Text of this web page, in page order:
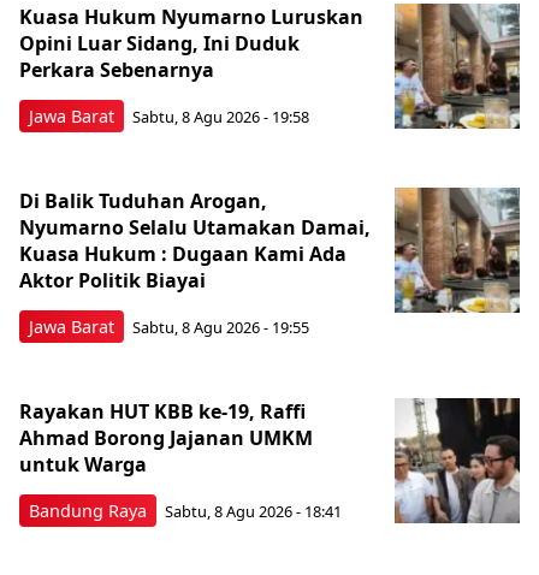
Jawa Barat
Kuasa Hukum Nyumarno Luruskan
Opini Luar Sidang, Ini Duduk
Perkara Sebenarnya ​
Sabtu, 8 Agu 2026 - 19:58
Jawa Barat
Di Balik Tuduhan Arogan,
Nyumarno Selalu Utamakan Damai,
Kuasa Hukum : Dugaan Kami Ada
Aktor Politik Biayai
Sabtu, 8 Agu 2026 - 19:55
Bandung Raya
Rayakan HUT KBB ke-19, Raffi
Ahmad Borong Jajanan UMKM
untuk Warga
Sabtu, 8 Agu 2026 - 18:41